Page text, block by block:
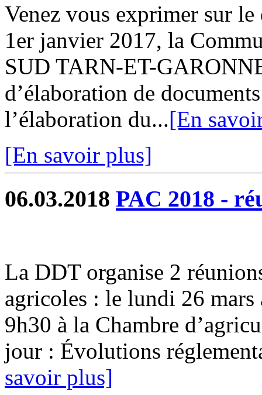
Venez vous exprimer sur
1er janvier 2017, la
SUD TARN-ET-
d’élaboration de
l’élaboration du...[En
[En savoir plus]
06.03.2018 PAC 2018 -
La DDT organise 2
agricoles : le lundi 26
9h30 à la Chambre
jour : Évolutions
savoir plus]